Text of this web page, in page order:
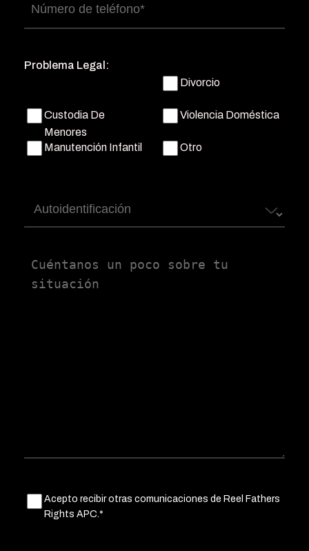
Número
de
Problema Legal:
Divorcio
Custodia De
Menores
Violencia Doméstica
Manutención Infantil Otro
Autoidentificación
Untitled
Untitled(Obligatorio)
Acepto recibir otras comunicaciones de Reel Fathers
Rights APC.*